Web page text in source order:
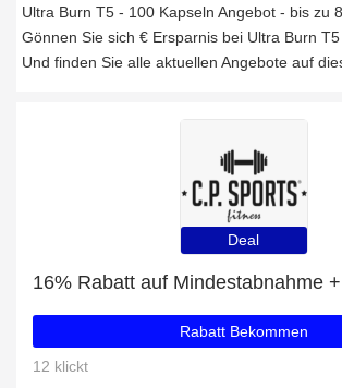
Ultra Burn T5 - 100 Kapseln Angebot - bis zu
Gönnen Sie sich € Ersparnis bei Ultra Burn
Und finden Sie alle aktuellen Angebote auf
Deal
Rabatt Bekommen
12 klickt